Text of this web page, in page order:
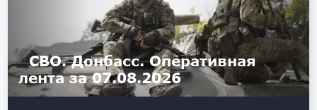
СВО. Донбасс. Оперативная
лента за 07.08.2026